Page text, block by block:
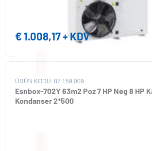
€1.008,17+ KDV
ÜRÜN KODU: 87.159.009
Esnbox-702Y 63m2 Poz 7 HP Neg 8 HP
Kondanser 2*500